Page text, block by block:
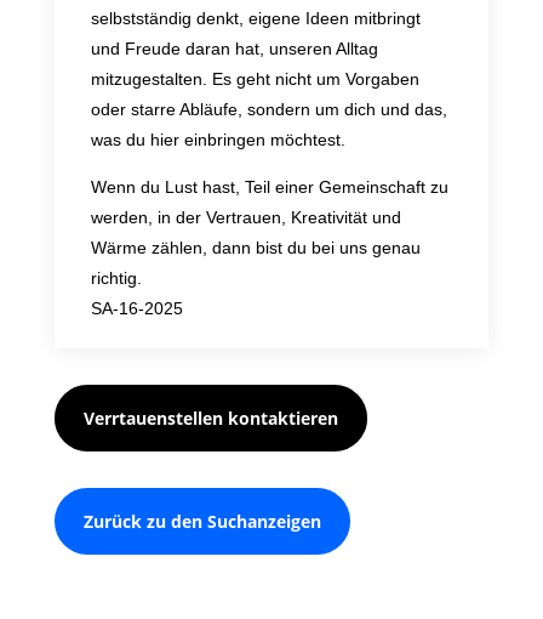
selbstständig denkt, eigene Ideen mitbringt
und Freude daran hat, unseren Alltag
mitzugestalten. Es geht nicht um Vorgaben
oder starre Abläufe, sondern um dich und das,
was du hier einbringen möchtest.
Wenn du Lust hast, Teil einer Gemeinschaft zu
werden, in der Vertrauen, Kreativität und
Wärme zählen, dann bist du bei uns genau
richtig.
SA-16-2025
Verrtauenstellen kontaktieren
Zurück zu den Suchanzeigen